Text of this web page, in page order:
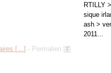
RTILLY
sique
ash >
2011...
[…] - Permalien [#]